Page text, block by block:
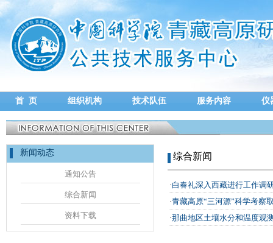
首 页 组织机构 技术队伍 服务内容 仪
新闻动态
通知公告
综合新闻
资料下载
综合新闻
·白春礼深入西藏进行工作调
·青藏高原“三河源”科学考察
·那曲地区土壤水分和温度观